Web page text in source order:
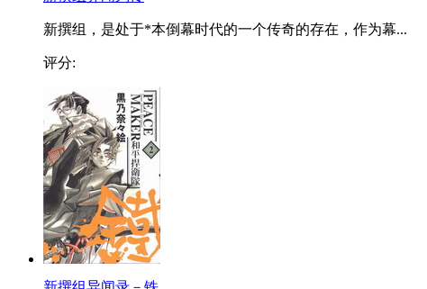
新撰组，是处于*本倒幕时代的一个传奇的存在，作为幕...
评分: